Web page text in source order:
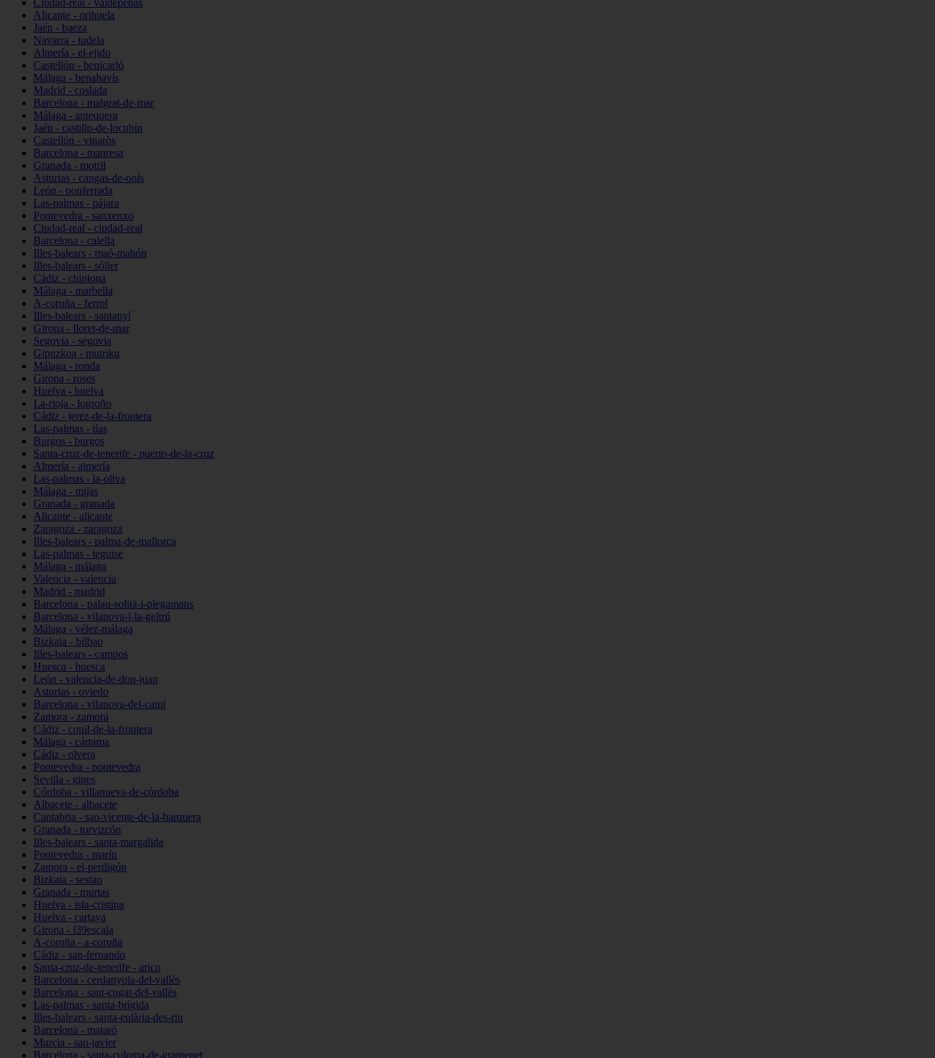
Ciudad-real - valdepeñas
Alicante - orihuela
Jaén - baeza
Navarra - tudela
Almería - el-ejido
Castellón - benicarló
Málaga - benahavís
Madrid - coslada
Barcelona - malgrat-de-mar
Málaga - antequera
Jaén - castillo-de-locubín
Castellón - vinaròs
Barcelona - manresa
Granada - motril
Asturias - cangas-de-onís
León - ponferrada
Las-palmas - pájara
Pontevedra - sanxenxo
Ciudad-real - ciudad-real
Barcelona - calella
Illes-balears - maó-mahón
Illes-balears - sóller
Cádiz - chipiona
Málaga - marbella
A-coruña - ferrol
Illes-balears - santanyí
Girona - lloret-de-mar
Segovia - segovia
Gipuzkoa - mutriku
Málaga - ronda
Girona - roses
Huelva - huelva
La-rioja - logroño
Cádiz - jerez-de-la-frontera
Las-palmas - tías
Burgos - burgos
Santa-cruz-de-tenerife - puerto-de-la-cruz
Almería - almería
Las-palmas - la-oliva
Málaga - mijas
Granada - granada
Alicante - alicante
Zaragoza - zaragoza
Illes-balears - palma-de-mallorca
Las-palmas - teguise
Málaga - málaga
Valencia - valencia
Madrid - madrid
Barcelona - palau-solità-i-plegamans
Barcelona - vilanova-i-la-geltrú
Málaga - vélez-málaga
Bizkaia - bilbao
Illes-balears - campos
Huesca - huesca
León - valencia-de-don-juan
Asturias - oviedo
Barcelona - vilanova-del-camí
Zamora - zamora
Cádiz - conil-de-la-frontera
Málaga - cártama
Cádiz - olvera
Pontevedra - pontevedra
Sevilla - gines
Córdoba - villanueva-de-córdoba
Albacete - albacete
Cantabria - san-vicente-de-la-barquera
Granada - torvizcón
Illes-balears - santa-margalida
Pontevedra - marín
Zamora - el-perdigón
Bizkaia - sestao
Granada - murtas
Huelva - isla-cristina
Huelva - cartaya
Girona - l39escala
A-coruña - a-coruña
Cádiz - san-fernando
Santa-cruz-de-tenerife - arico
Barcelona - cerdanyola-del-vallès
Barcelona - sant-cugat-del-vallès
Las-palmas - santa-brígida
Illes-balears - santa-eulària-des-riu
Barcelona - mataró
Murcia - san-javier
Barcelona - santa-coloma-de-gramenet